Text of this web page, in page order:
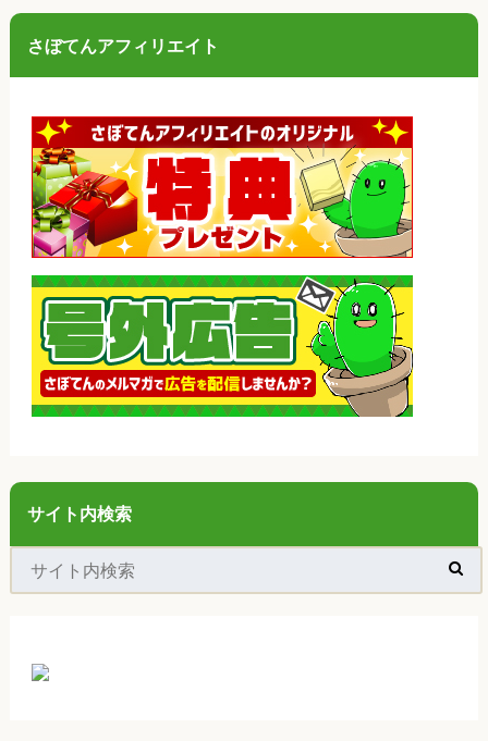
さぼてんアフィリエイト
サイト内検索